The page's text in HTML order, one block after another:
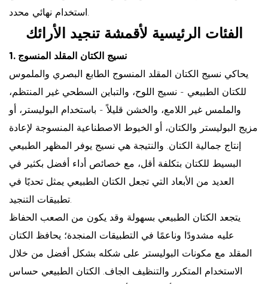
الفئات الرئيسية لأقمشة تنجيد الأرائك
1. نسيج الكتان المقلد المنسوج
يحاكي نسيج الكتان المقلد المنسوج الطابع البصري والملموس
للكتان الطبيعي - نسيج اللوح، والتباين السطحي غير المنتظم،
والملمس غير اللامع، والخشن قليلاً - باستخدام البوليستر، أو
مزيج البوليستر والكتان، أو الخيوط الاصطناعية المنسوجة لإعادة
إنتاج جمالية الكتان. والنتيجة هي نسيج يوفر المظهر الطبيعي
البسيط للكتان بتكلفة أقل، مع خصائص أداء أفضل بكثير في
العديد من الأبعاد التي تجعل الكتان الطبيعي يمثل تحديًا في
يتجعد الكتان الطبيعي بسهولة وقد يكون من الصعب الحفاظ
عليه مشدودًا وناعمًا في التطبيقات المنجدة؛ يحافظ الكتان
المقلد مع مكونات البوليستر على شكله بشكل أفضل من خلال
الاستخدام المتكرر والتنظيف الجاف. الكتان الطبيعي حساس